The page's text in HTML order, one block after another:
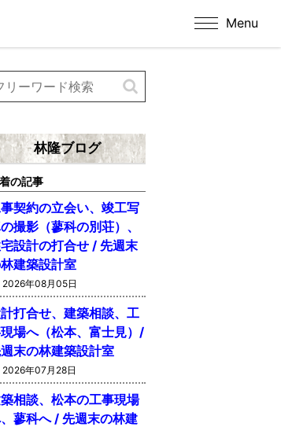
Menu
林隆ブログ
の記事
契約の立会い、竣工写
撮影（蓼科の別荘）、
設計の打合せ / 先週末
建築設計室
2026年08月05日
打合せ、建築相談、工
場へ（松本、富士見）/
末の林建築設計室
2026年07月28日
相談、松本の工事現場
蓼科へ / 先週末の林建